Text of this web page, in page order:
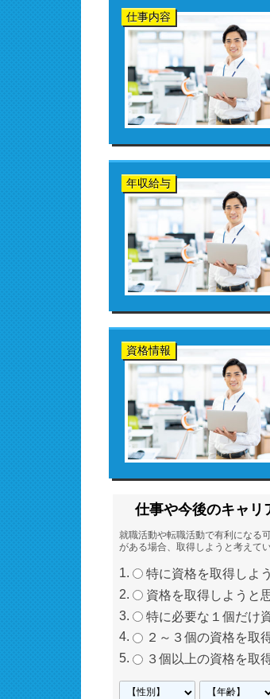
仕事内容
年収給与
資格情報
仕事や今後のキャリ
就職活動や転職活動で有利になる
がある場合、取得しようと考えて
特に資格を取得しよ
資格を取得しようと
特に必要な１個だけ
２～３個の資格を取
３個以上の資格を取